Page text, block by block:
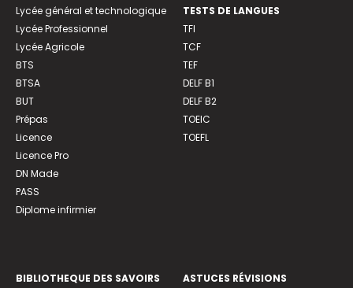
Lycée général et technologique
Lycée Professionnel
Lycée Agricole
BTS
BTSA
BUT
Prépas
Licence
Licence Pro
DN Made
PASS
Diplome infirmier
TESTS DE LANGUES
TFI
TCF
TEF
DELF B1
DELF B2
TOEIC
TOEFL
BIBLIOTHEQUE DES SAVOIRS
ASTUCES RÉVISIONS